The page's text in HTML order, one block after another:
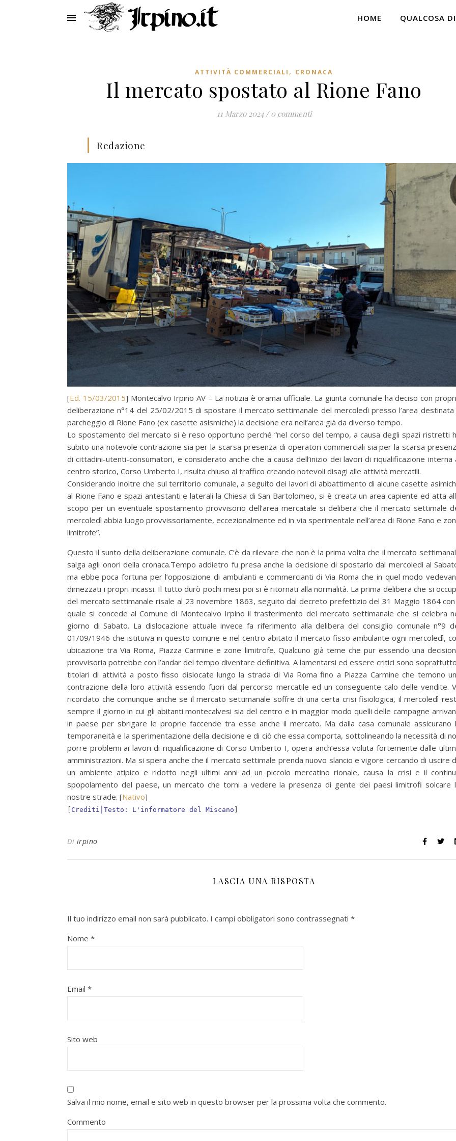
HOME QUALCOSA
ATTIVITÀ COMMERCIALI , CRONACA
Il mercato spostato al Rione Fano
11 Marzo 2024 / 0 commenti
Redazione
[Ed. 15/03/2015] Montecalvo Irpino AV – La notizia è oramai ufficiale. La giunta comunale ha deciso con
deliberazione n°14 del 25/02/2015 di spostare il mercato settimanale del mercoledì presso l’area destinata
parcheggio di Rione Fano (ex casette asismiche) la decisione era nell’area già da diverso tempo.
Lo spostamento del mercato si è reso opportuno perché “nel corso del tempo, a causa degli spazi ristretti
subito una notevole contrazione sia per la scarsa presenza di operatori commerciali sia per la scarsa
di cittadini-utenti-consumatori, e considerato anche che a causa dell’inizio dei lavori di riqualificazione interna
centro storico, Corso Umberto I, risulta chiuso al traffico creando notevoli disagi alle attività mercatili.
Considerando inoltre che sul territorio comunale, a seguito dei lavori di abbattimento di alcune casette
al Rione Fano e spazi antestanti e laterali la Chiesa di San Bartolomeo, si è creata un area capiente ed atta
scopo per un eventuale spostamento provvisorio dell’area mercatale si delibera che il mercato settimale
mercoledì abbia luogo provvissoriamente, eccezionalmente ed in via sperimentale nell’area di Rione Fano e
limitrofe”.
Questo il sunto della deliberazione comunale. C’è da rilevare che non è la prima volta che il mercato
salga agli onori della cronaca.Tempo addietro fu presa anche la decisione di spostarlo dal mercoledì al
ma ebbe poca fortuna per l’opposizione di ambulanti e commercianti di Via Roma che in quel modo
dimezzati i propri incassi. Il tutto durò pochi mesi poi si è ritornati alla normalità. La prima delibera che si
del mercato settimanale risale al 23 novembre 1863, seguito dal decreto prefettizio del 31 Maggio 1864 con
quale si concede al Comune di Montecalvo Irpino il trasferimento del mercato settimanale che si celebra
giorno di Sabato. La dislocazione attuale invece fa riferimento alla delibera del consiglio comunale n°9
01/09/1946 che istituiva in questo comune e nel centro abitato il mercato fisso ambulante ogni mercoledì,
ubicazione tra Via Roma, Piazza Carmine e zone limitrofe. Qualcuno già teme che pur essendo una
provvisoria potrebbe con l’andar del tempo diventare definitiva. A lamentarsi ed essere critici sono
titolari di attività a posto fisso dislocate lungo la strada di Via Roma fino a Piazza Carmine che temono
contrazione della loro attività essendo fuori dal percorso mercatile ed un conseguente calo delle vendite.
ricordato che comunque anche se il mercato settimanale soffre di una certa crisi fisiologica, il mercoledì
sempre il giorno in cui gli abitanti montecalvesi sia del centro e in maggior modo quelli delle campagne
in paese per sbrigare le proprie faccende tra esse anche il mercato. Ma dalla casa comunale assicurano
temporaneità e la sperimentazione della decisione e di ciò che essa comporta, sottolineando la necessità di
porre problemi ai lavori di riqualificazione di Corso Umberto I, opera anch’essa voluta fortemente dalle
amministrazioni. Ma si spera anche che il mercato settimale prenda nuovo slancio e vigore cercando di uscire
un ambiente atipico e ridotto negli ultimi anni ad un piccolo mercatino rionale, causa la crisi e il
spopolamento del paese, un mercato che torni a vedere la presenza di gente dei paesi limitrofi solcare
nostre strade. [Nativo]
[ Crediti│Testo: L'informatore del Miscano ]
Di irpino
LASCIA UNA RISPOSTA
Il tuo indirizzo email non sarà pubblicato. I campi obbligatori sono contrassegnati *
Nome *
Email *
Sito web
Salva il mio nome, email e sito web in questo browser per la prossima volta che commento.
Commento